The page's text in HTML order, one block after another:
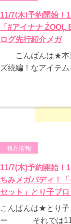
11/7(木)予約開始
「#アイナナ
ログ先行紹介メガ
こんばんは★本日
ズ続編！なアイテ
商品情報
11/7(木)予約開始！
ちみメガバディ！
セット」とり子ブ
こんばんは★とり子
ー それでは11月